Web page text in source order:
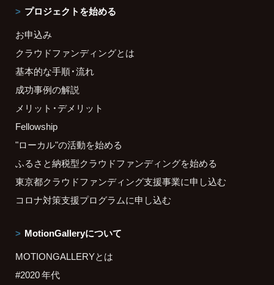
プロジェクトを始める
お申込み
クラウドファンディングとは
基本的な手順・流れ
成功事例の解説
メリット・デメリット
Fellowship
"ローカル"の活動を始める
ふるさと納税型クラウドファンディングを始める
東京都クラウドファンディング支援事業に申し込む
コロナ対策支援プログラムに申し込む
MotionGalleryについて
MOTIONGALLERYとは
#2020 年代